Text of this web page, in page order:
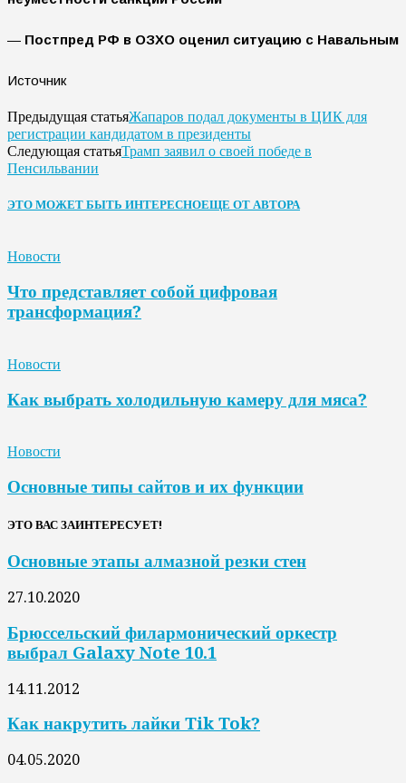
— Постпред РФ в ОЗХО оценил ситуацию с Навальным
Источник
Предыдущая статьяЖапаров подал документы в ЦИК для
регистрации кандидатом в президенты
Следующая статьяТрамп заявил о своей победе в
Пенсильвании
ЭТО МОЖЕТ БЫТЬ ИНТЕРЕСНОЕЩЕ ОТ АВТОРА
Новости
Что представляет собой цифровая
трансформация?
Новости
Как выбрать холодильную камеру для мяса?
Новости
Основные типы сайтов и их функции
ЭТО ВАС ЗАИНТЕРЕСУЕТ!
Основные этапы алмазной резки стен
27.10.2020
Брюссельский филармонический оркестр
выбрал Galaxy Note 10.1
14.11.2012
Как накрутить лайки Tik Tok?
04.05.2020